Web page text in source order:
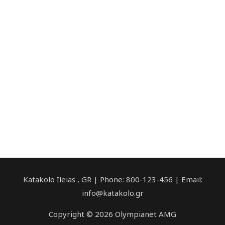
Katakolo Ileias , GR | Phone: 800-123-456 | Email:
info@katakolo.gr
Copyright © 2026 Olympianet AMG